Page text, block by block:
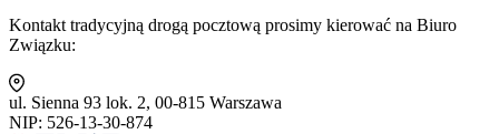
Kontakt tradycyjną drogą pocztową prosimy kierować na Biuro
Związku:
ul. Sienna 93 lok. 2, 00-815 Warszawa
NIP: 526-13-30-874